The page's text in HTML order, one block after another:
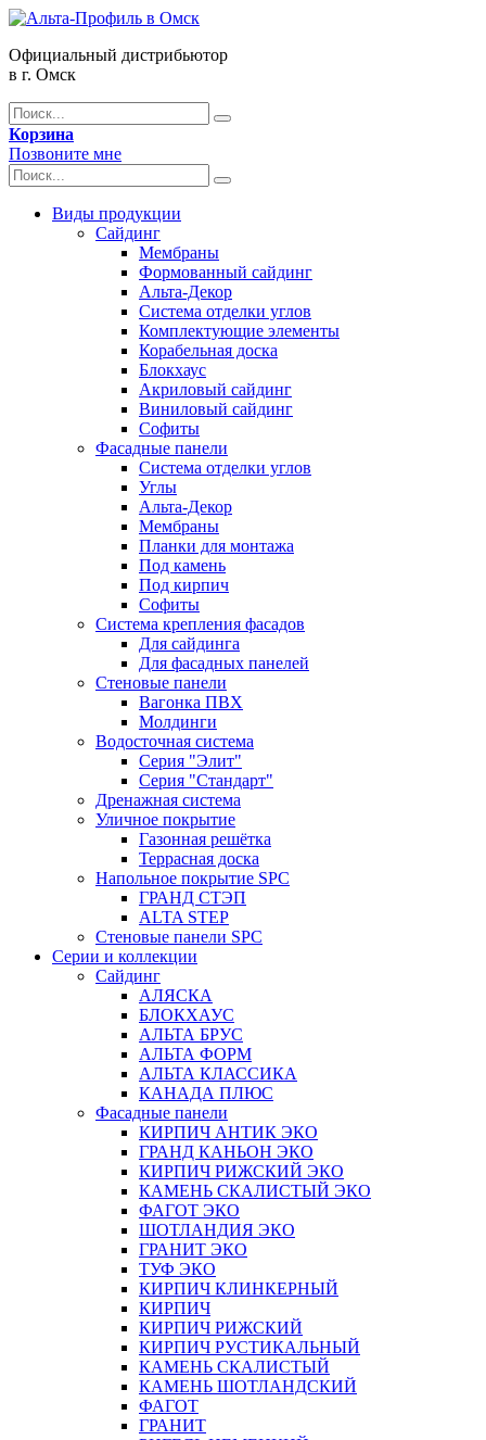
Официальный дистрибьютор
в г. Омск
Корзина
Позвоните мне
Виды продукции
Сайдинг
Мембраны
Формованный сайдинг
Альта-Декор
Система отделки углов
Комплектующие элементы
Корабельная доска
Блокхаус
Акриловый сайдинг
Виниловый сайдинг
Софиты
Фасадные панели
Система отделки углов
Углы
Альта-Декор
Мембраны
Планки для монтажа
Под камень
Под кирпич
Софиты
Система крепления фасадов
Для сайдинга
Для фасадных панелей
Стеновые панели
Вагонка ПВХ
Молдинги
Водосточная система
Серия "Элит"
Серия "Стандарт"
Дренажная система
Уличное покрытие
Газонная решётка
Террасная доска
Напольное покрытие SPC
ГРАНД СТЭП
ALTA STEP
Стеновые панели SPC
Серии и коллекции
Сайдинг
АЛЯСКА
БЛОКХАУС
АЛЬТА БРУС
АЛЬТА ФОРМ
АЛЬТА КЛАССИКА
КАНАДА ПЛЮС
Фасадные панели
КИРПИЧ АНТИК ЭКО
ГРАНД КАНЬОН ЭКО
КИРПИЧ РИЖСКИЙ ЭКО
КАМЕНЬ СКАЛИСТЫЙ ЭКО
ФАГОТ ЭКО
ШОТЛАНДИЯ ЭКО
ГРАНИТ ЭКО
ТУФ ЭКО
КИРПИЧ КЛИНКЕРНЫЙ
КИРПИЧ
КИРПИЧ РИЖСКИЙ
КИРПИЧ РУСТИКАЛЬНЫЙ
КАМЕНЬ СКАЛИСТЫЙ
КАМЕНЬ ШОТЛАНДСКИЙ
ФАГОТ
ГРАНИТ